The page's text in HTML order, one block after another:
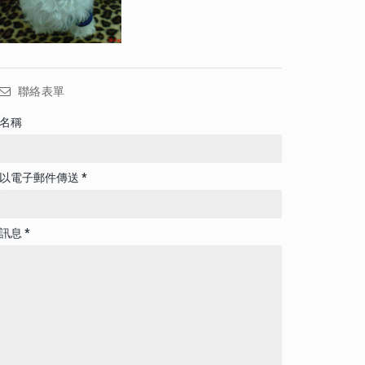
聯絡表單
名稱
以電子郵件傳送*
訊息*